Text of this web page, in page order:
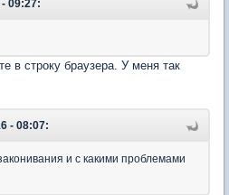
09:27:
в строку браузера. У меня так
- 08:07:
и с какими проблемами